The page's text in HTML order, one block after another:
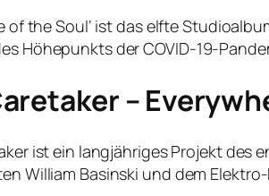
of the Soul‘ ist das elfte
Höhepunkts der COVID-19-
–
ist ein langjähriges Projekt des
William Basinski und dem